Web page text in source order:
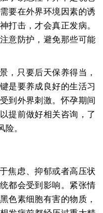
要在外界环境因素的诱
打击，才会真正发病。
意防护，避免那些可能
，只要后天保养得当，
是要养成良好的生活习
到外界刺激。怀孕期间
提前做好相关咨询，了
。
焦虑、抑郁或者高压状
都会受到影响。紧张情
色素细胞有害的物质，